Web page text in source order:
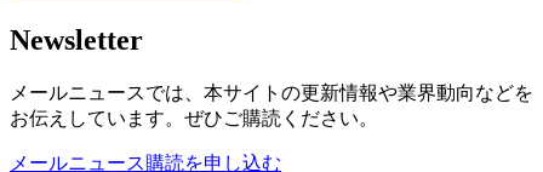
Newsletter
メールニュースでは、本サイトの更新情報や業界動向などを
お伝えしています。ぜひご購読ください。
メールニュース購読を申し込む